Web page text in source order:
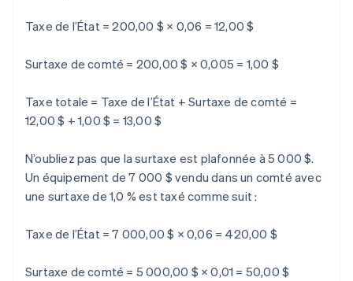
Taxe de l’État = 200,00 $ × 0,06 = 12,00 $
Surtaxe de comté = 200,00 $ × 0,005 = 1,00 $
Taxe totale = Taxe de l’État + Surtaxe de comté =
12,00 $ + 1,00 $ = 13,00 $
N’oubliez pas que la surtaxe est plafonnée à 5 000 $.
Un équipement de 7 000 $ vendu dans un comté avec
une surtaxe de 1,0 % est taxé comme suit :
Taxe de l’État = 7 000,00 $ × 0,06 = 420,00 $
Surtaxe de comté = 5 000,00 $ × 0,01 = 50,00 $